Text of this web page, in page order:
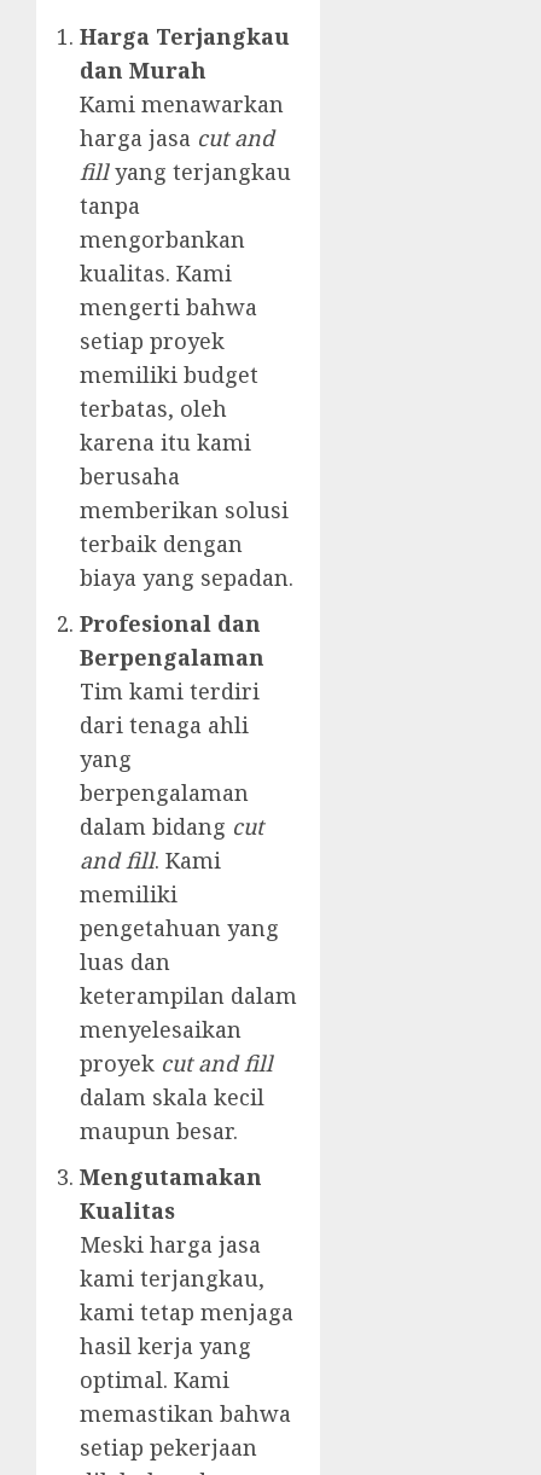
Harga Terjangkau
dan Murah
Kami menawarkan
harga jasa cut and
fillyang terjangkau
tanpa
mengorbankan
kualitas. Kami
mengerti bahwa
setiap proyek
memiliki budget
terbatas, oleh
karena itu kami
berusaha
memberikan solusi
terbaik dengan
biaya yang sepadan.
Profesional dan
Berpengalaman
Tim kami terdiri
dari tenaga ahli
yang
berpengalaman
dalam bidang cut
and fill. Kami
memiliki
pengetahuan yang
luas dan
keterampilan dalam
menyelesaikan
proyek cut and fill
dalam skala kecil
maupun besar.
Mengutamakan
Kualitas
Meski harga jasa
kami terjangkau,
kami tetap menjaga
hasil kerja yang
optimal. Kami
memastikan bahwa
setiap pekerjaan